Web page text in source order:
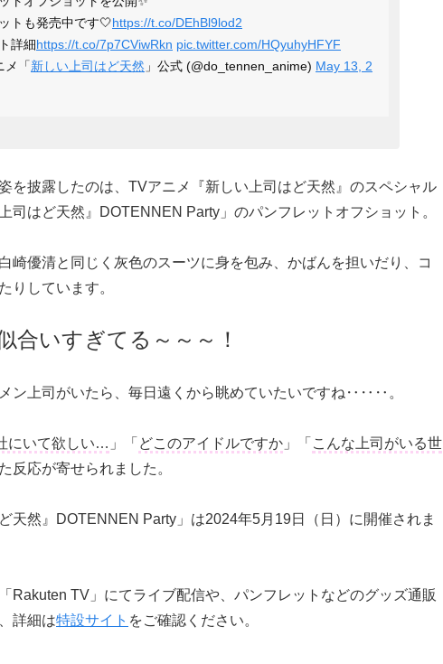
トも発売中です🤍https://t.co/DEhBl9lod2
詳細https://t.co/7p7CViwRkn pic.twitter.com/HQyuhyHFYF
「新しい上司はど天然 」公式 (@do_tennen_anime) May 13, 2
を披露したのは、TVアニメ『新しい上司はど天然』のスペシャル
司はど天然』DOTENNEN Party」のパンフレットオフショット。
崎優清と同じく灰色のスーツに身を包み、かばんを担いだり、コ
りしています。
合いすぎてる～～～！
ン上司がいたら、毎日遠くから眺めていたいですね‥‥‥。
にいて欲しい… 」「 どこのアイドルですか 」「 こんな上司がいる世
反応が寄せられました。
天然』DOTENNEN Party」は2024年5月19日（日）に開催されま
Rakuten TV」にてライブ配信や、パンフレットなどのグッズ通販
詳細は特設サイト をご確認ください。